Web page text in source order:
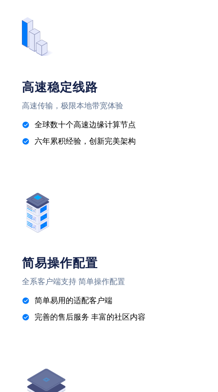
高速稳定线路
高速传输，极限本地带宽体验
全球数十个高速边缘计算节点
六年累积经验，创新完美架构
简易操作配置
全系客户端支持 简单操作配置
简单易用的适配客户端
完善的售后服务 丰富的社区内容